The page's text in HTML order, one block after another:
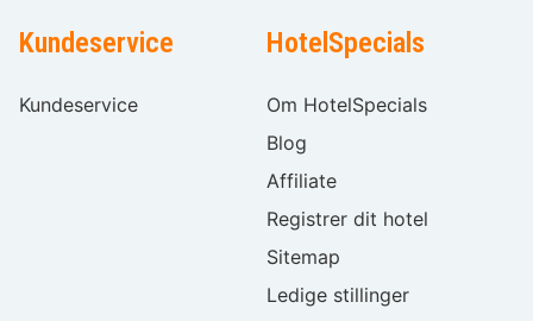
Kundeservice
Kundeservice
HotelSpecials
Om HotelSpecials
Blog
Affiliate
Registrer dit hotel
Sitemap
Ledige stillinger